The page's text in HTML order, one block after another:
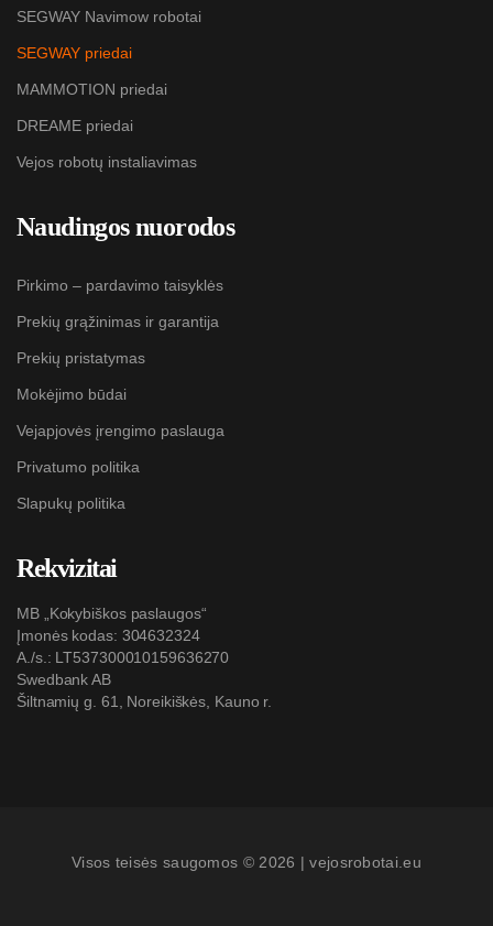
SEGWAY Navimow robotai
SEGWAY priedai
MAMMOTION priedai
DREAME priedai
Vejos robotų instaliavimas
Naudingos nuorodos
Pirkimo – pardavimo taisyklės
Prekių grąžinimas ir garantija
Prekių pristatymas
Mokėjimo būdai
Vejapjovės įrengimo paslauga
Privatumo politika
Slapukų politika
Rekvizitai
MB „Kokybiškos paslaugos“
Įmonės kodas: 304632324
A./s.: LT537300010159636270
Swedbank AB
Šiltnamių g. 61, Noreikiškės, Kauno r.
Visos teisės saugomos © 2026 |vejosrobotai.eu